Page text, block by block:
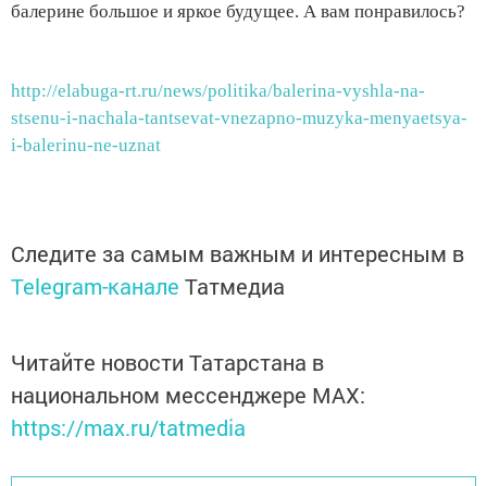
балерине большое и яркое будущее. А вам понравилось?
http://elabuga-rt.ru/news/politika/balerina-vyshla-na-
stsenu-i-nachala-tantsevat-vnezapno-muzyka-menyaetsya-
i-balerinu-ne-uznat
Следите за самым важным и интересным в
Telegram-канале Татмедиа
Читайте новости Татарстана в
национальном мессенджере MАХ:
https://max.ru/tatmedia